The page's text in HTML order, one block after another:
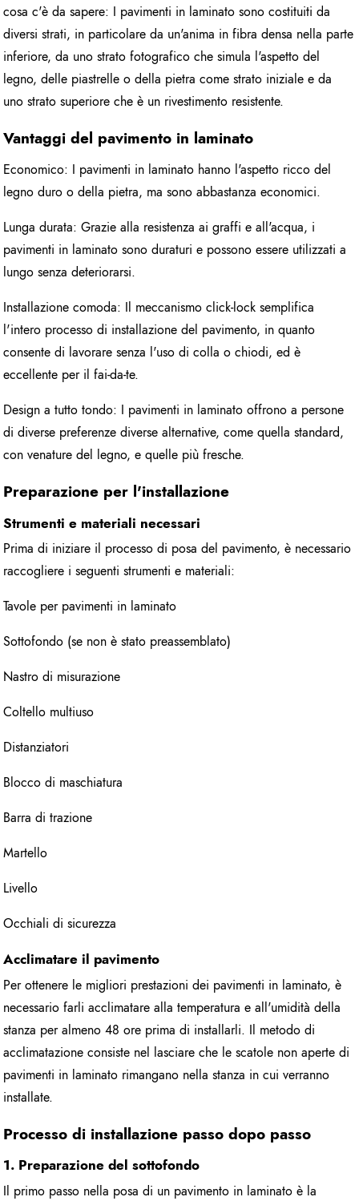
cosa c'è da sapere: I pavimenti in laminato sono costituiti da
diversi strati, in particolare da un'anima in fibra densa nella parte
inferiore, da uno strato fotografico che simula l'aspetto del
legno, delle piastrelle o della pietra come strato iniziale e da
uno strato superiore che è un rivestimento resistente.
Vantaggi del pavimento in laminato
Economico: I pavimenti in laminato hanno l'aspetto ricco del
legno duro o della pietra, ma sono abbastanza economici.
Lunga durata: Grazie alla resistenza ai graffi e all'acqua, i
pavimenti in laminato sono duraturi e possono essere utilizzati a
lungo senza deteriorarsi.
Installazione comoda: Il meccanismo click-lock semplifica
l'intero processo di installazione del pavimento, in quanto
consente di lavorare senza l'uso di colla o chiodi, ed è
eccellente per il fai-da-te.
Design a tutto tondo: I pavimenti in laminato offrono a persone
di diverse preferenze diverse alternative, come quella standard,
con venature del legno, e quelle più fresche.
Preparazione per l'installazione
Strumenti e materiali necessari
Prima di iniziare il processo di posa del pavimento, è necessario
raccogliere i seguenti strumenti e materiali:
Tavole per pavimenti in laminato
Sottofondo (se non è stato preassemblato)
Nastro di misurazione
Coltello multiuso
Distanziatori
Blocco di maschiatura
Barra di trazione
Martello
Livello
Occhiali di sicurezza
Acclimatare il pavimento
Per ottenere le migliori prestazioni dei pavimenti in laminato, è
necessario farli acclimatare alla temperatura e all'umidità della
stanza per almeno 48 ore prima di installarli. Il metodo di
acclimatazione consiste nel lasciare che le scatole non aperte di
pavimenti in laminato rimangano nella stanza in cui verranno
installate.
Processo di installazione passo dopo passo
1. Preparazione del sottofondo
Il primo passo nella posa di un pavimento in laminato è la